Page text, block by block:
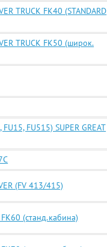
TRUCK FK40 (STANDARD
TRUCK FK50 (широк.
FU515) SUPER GREAT
(FV 413/415)
FK60 (станд.кабина)